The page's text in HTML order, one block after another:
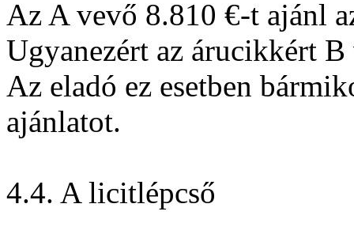
Az A vevő 8.810 €-t ajánl
Ugyanezért az árucikkért
Az eladó ez esetben
ajánlatot.
4.4. A licitlépcső